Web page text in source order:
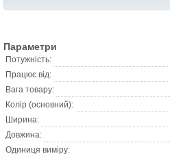
Параметри
Потужність:
Працює від:
Вага товару:
Колір (основний):
Ширина:
Довжина:
Одиниця виміру: